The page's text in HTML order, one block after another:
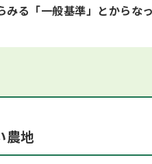
る「一般基準」とからなっ
農地